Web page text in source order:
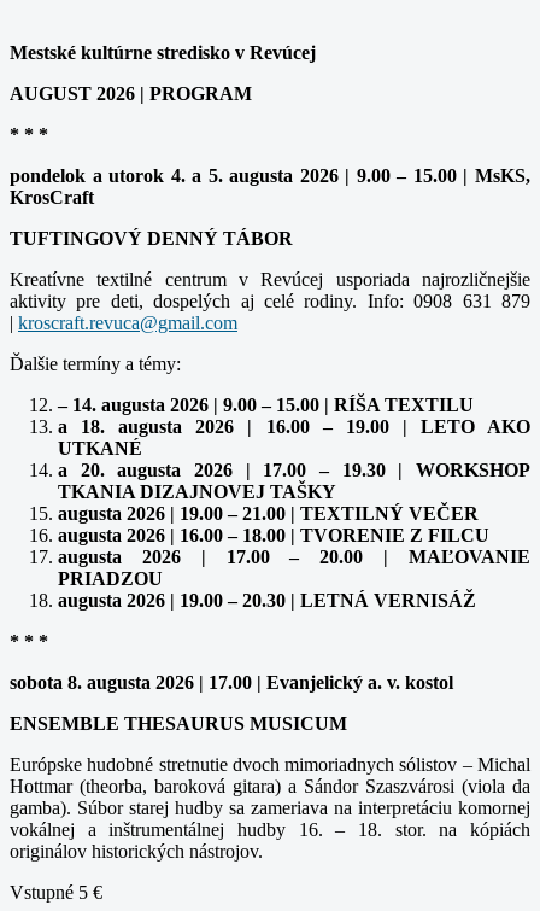
Mestské kultúrne stredisko v Revúcej
AUGUST 2026 | PROGRAM
* * *
pondelok a utorok 4. a 5. augusta 2026 | 9.00 – 15.00 | MsKS,
KrosCraft
TUFTINGOVÝ DENNÝ TÁBOR
Kreatívne textilné centrum v Revúcej usporiada najrozličnejšie
aktivity pre deti, dospelých aj celé rodiny. Info: 0908 631 879
| kroscraft.revuca@gmail.com
Ďalšie termíny a témy:
– 14. augusta 2026 | 9.00 – 15.00 | RÍŠA TEXTILU
a 18. augusta 2026 | 16.00 – 19.00 | LETO AKO
UTKANÉ
a 20. augusta 2026 | 17.00 – 19.30 | WORKSHOP
TKANIA DIZAJNOVEJ TAŠKY
augusta 2026 | 19.00 – 21.00 | TEXTILNÝ VEČER
augusta 2026 | 16.00 – 18.00 | TVORENIE Z FILCU
augusta 2026 | 17.00 – 20.00 | MAĽOVANIE
PRIADZOU
augusta 2026 | 19.00 – 20.30 | LETNÁ VERNISÁŽ
* * *
sobota 8. augusta 2026 | 17.00 | Evanjelický a. v. kostol
ENSEMBLE THESAURUS MUSICUM
Európske hudobné stretnutie dvoch mimoriadnych sólistov – Michal
Hottmar (theorba, baroková gitara) a Sándor Szaszvárosi (viola da
gamba). Súbor starej hudby sa zameriava na interpretáciu komornej
vokálnej a inštrumentálnej hudby 16. – 18. stor. na kópiách
originálov historických nástrojov.
Vstupné 5 €